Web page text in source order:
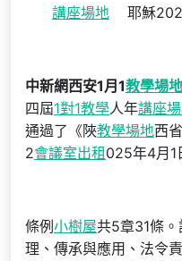
講座場地 耶穌
中新網西安1月1教學場地
四屆1對1教學人年講座
通過了《陜教學場地西
2會議室出租 025年4月1
條例 小樹屋共5章31條
理、傳承與應用、法令